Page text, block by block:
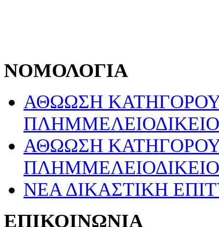
ΝΟΜΟΛΟΓΙΑ
ΑΘΩΩΣΗ
ΑΘΩΩΣΗ
ΝΕΑ ΔΙΚΑΣΤΙΚΗ
ΕΠΙΚΟΙΝΩΝΙΑ